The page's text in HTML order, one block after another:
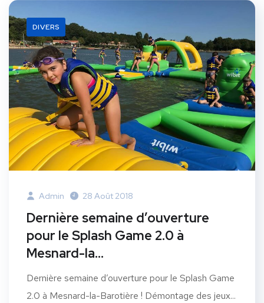
DIVERS
Admin 28 Août 2018
Dernière semaine d’ouverture
pour le Splash Game 2.0 à
Mesnard-la…
Dernière semaine d’ouverture pour le Splash Game
2.0 à Mesnard-la-Barotière ! Démontage des jeux...